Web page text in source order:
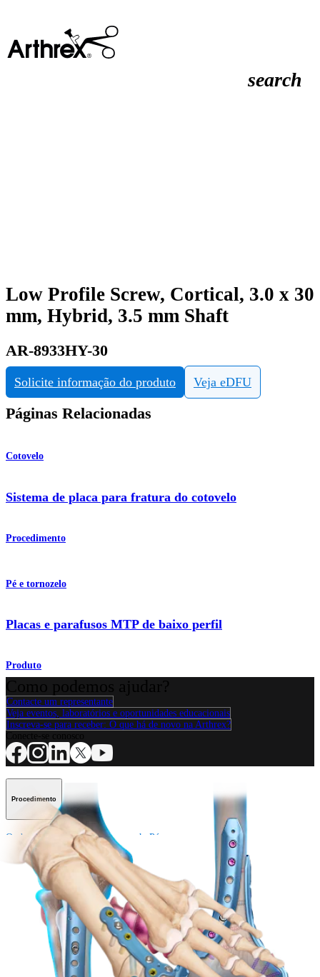
search
Low Profile Screw, Cortical, 3.0 x 30
mm, Hybrid, 3.5 mm Shaft
AR-8933HY-30
Solicite informação do produto Veja eDFU
Páginas Relacionadas
Cotovelo
Sistema de placa para fratura do cotovelo
Procedimento
Pé e tornozelo
Placas e parafusos MTP de baixo perfil
Produto
Contacte um representante
Veja eventos, laboratórios e oportunidades educacionais
Inscreva-se para receber: O que há de novo na Arthrex?
Procedimento
OmbroJoelho CotoveloMão e punho Pé e
tornozelo
QuadrilOrtobiológicos Cirurgia cardiotorácica Coluna vertebral
Producto
Joelho Cotovelo Mão e punhoPé e
QuadrilOrtobiológicosCirurgia cardiotorácicaColuna
Imagem e ressecção